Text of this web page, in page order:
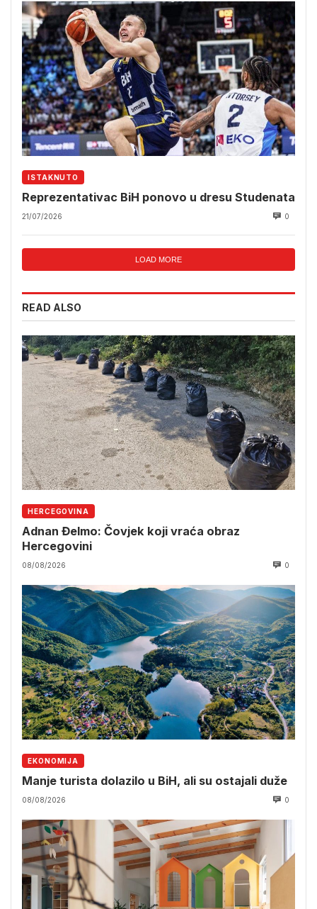
ISTAKNUTO
Reprezentativac BiH ponovo u dresu Studenata
21/07/2026 0
LOAD MORE
READ ALSO
HERCEGOVINA
Adnan Đelmo: Čovjek koji vraća obraz
Hercegovini
08/08/2026 0
EKONOMIJA
Manje turista dolazilo u BiH, ali su ostajali duže
08/08/2026 0